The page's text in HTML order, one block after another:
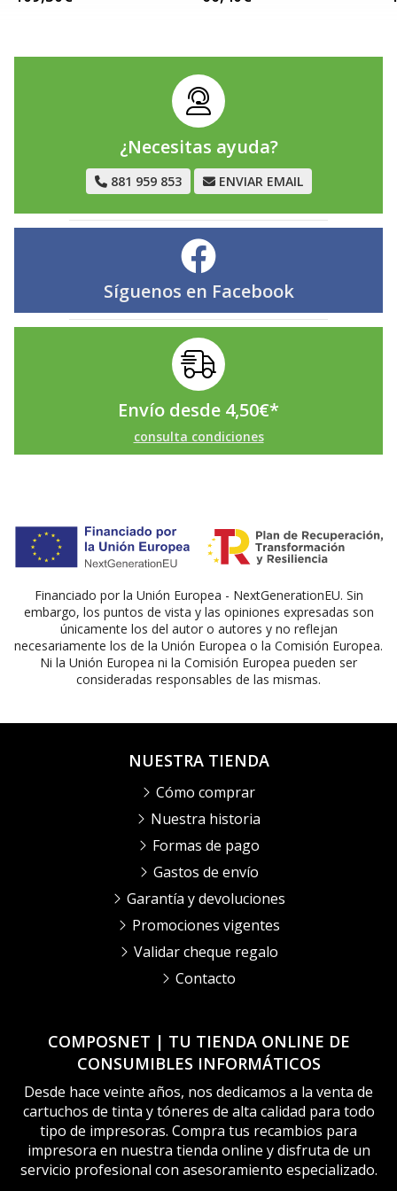
¿Necesitas ayuda?
881 959 853 ENVIAR EMAIL
Síguenos en Facebook
Envío desde 4,50€*
consulta condiciones
Financiado por la Unión Europea - NextGenerationEU. Sin
embargo, los puntos de vista y las opiniones expresadas son
únicamente los del autor o autores y no reflejan
necesariamente los de la Unión Europea o la Comisión Europea.
Ni la Unión Europea ni la Comisión Europea pueden ser
consideradas responsables de las mismas.
COMPOSNET | TU TIENDA ONLINE DE
CONSUMIBLES INFORMÁTICOS
Desde hace veinte años, nos dedicamos a la venta de
cartuchos de tinta y tóneres de alta calidad para todo
tipo de impresoras. Compra tus recambios para
impresora en nuestra tienda online y disfruta de un
servicio profesional con asesoramiento especializado.
NUESTRA TIENDA
Cómo comprar
Nuestra historia
Formas de pago
Gastos de envío
Garantía y devoluciones
Promociones vigentes
Validar cheque regalo
Contacto